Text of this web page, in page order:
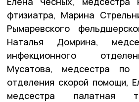
фтизиатра, Марина
Рымаревского
Наталья Домрина,
инфекционного
Мусатова, медсестра по
отделения скорой помощи,
медсестра палатная